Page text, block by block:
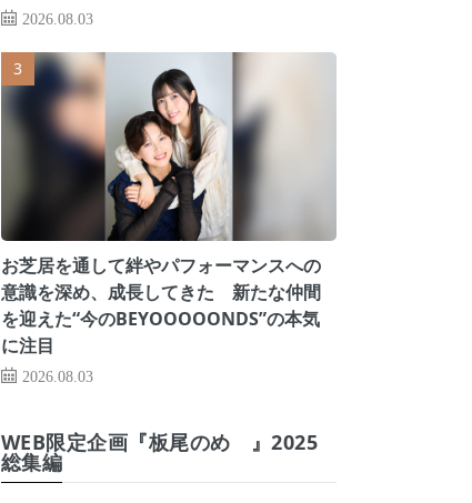
2026.08.03
お芝居を通して絆やパフォーマンスへの
意識を深め、成長してきた 新たな仲間
を迎えた“今のBEYOOOOONDS”の本気
に注目
2026.08.03
WEB限定企画『板尾のめ゙』2025
総集編